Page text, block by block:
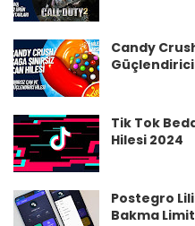
Candy
Güçlendirici
Tik Tok
Hilesi 2024
Postegro
Bakma